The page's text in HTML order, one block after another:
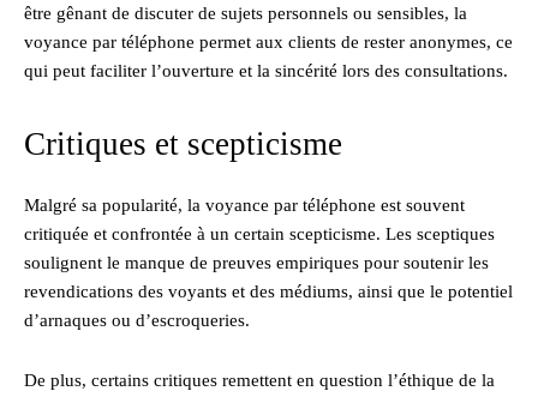
être gênant de discuter de sujets personnels ou sensibles, la
voyance par téléphone permet aux clients de rester anonymes, ce
qui peut faciliter l’ouverture et la sincérité lors des consultations.
Critiques et scepticisme
Malgré sa popularité, la voyance par téléphone est souvent
critiquée et confrontée à un certain scepticisme. Les sceptiques
soulignent le manque de preuves empiriques pour soutenir les
revendications des voyants et des médiums, ainsi que le potentiel
d’arnaques ou d’escroqueries.
De plus, certains critiques remettent en question l’éthique de la